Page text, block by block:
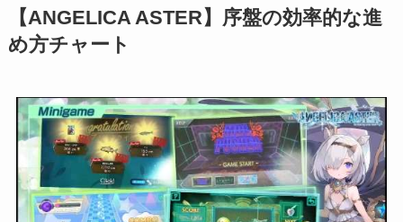
【ANGELICA ASTER】序盤の効率的な進
め方チャート